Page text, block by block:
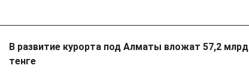
В развитие курорта под Алматы вложат 57,2 млрд
тенге